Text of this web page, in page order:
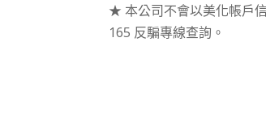
★ 本公司不會以美化帳戶
165 反騙專線查詢。